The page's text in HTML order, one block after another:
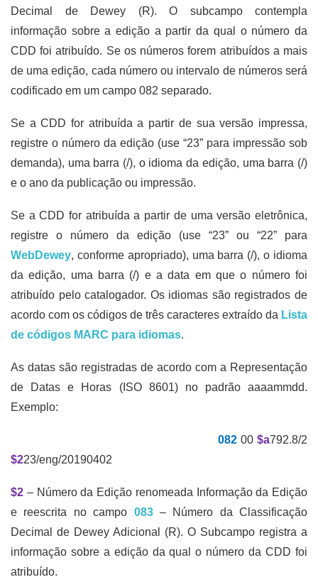
Decimal de Dewey (R). O subcampo contempla
informação sobre a edição a partir da qual o número da
CDD foi atribuído. Se os números forem atribuídos a mais
de uma edição, cada número ou intervalo de números será
codificado em um campo 082 separado.
Se a CDD for atribuída a partir de sua versão impressa,
registre o número da edição (use “23” para impressão sob
demanda), uma barra (/), o idioma da edição, uma barra (/)
e o ano da publicação ou impressão.
Se a CDD for atribuída a partir de uma versão eletrônica,
registre o número da edição (use “23” ou “22” para
WebDewey, conforme apropriado), uma barra (/), o idioma
da edição, uma barra (/) e a data em que o número foi
atribuído pelo catalogador. Os idiomas são registrados de
acordo com os códigos de três caracteres extraído da Lista
de códigos MARC para idiomas.
As datas são registradas de acordo com a Representação
de Datas e Horas (ISO 8601) no padrão aaaammdd.
Exemplo:
082 00$a792.8/2
$223/eng/20190402
$2 – Número da Edição renomeada Informação da Edição
e reescrita no campo 083– Número da Classificação
Decimal de Dewey Adicional (R). O Subcampo registra a
informação sobre a edição da qual o número da CDD foi
atribuído.